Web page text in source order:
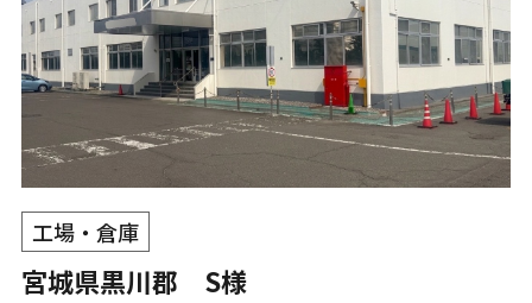
工場・倉庫
宮城県黒川郡 S様